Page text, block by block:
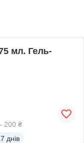
мл. Гель-
200 ₴
днів